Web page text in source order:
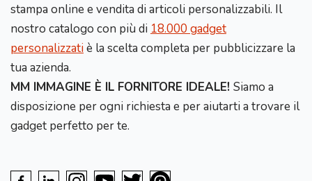
stampa online e vendita di articoli personalizzabili. Il
nostro catalogo con più di 18.000 gadget
personalizzatiè la scelta completa per pubblicizzare la
tua azienda.
MM IMMAGINE È IL FORNITORE IDEALE! Siamo a
disposizione per ogni richiesta e per aiutarti a trovare il
gadget perfetto per te.